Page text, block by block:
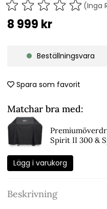
(Inga
8 999 kr
Beställningsvara
Spara som favorit
Matchar bra med:
Spirit II 300 &
Lägg i varukorg
Beskrivning